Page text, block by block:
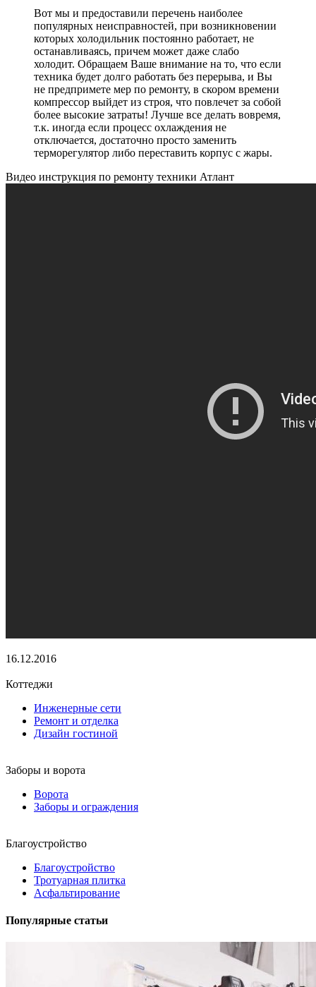
Вот мы и предоставили перечень наиболее
популярных неисправностей, при возникновении
которых холодильник постоянно работает, не
останавливаясь, причем может даже слабо
холодит. Обращаем Ваше внимание на то, что если
техника будет долго работать без перерыва, и Вы
не предпримете мер по ремонту, в скором времени
компрессор выйдет из строя, что повлечет за собой
более высокие затраты! Лучше все делать вовремя,
т.к. иногда если процесс охлаждения не
отключается, достаточно просто заменить
терморегулятор либо переставить корпус с жары.
Видео инструкция по ремонту техники Атлант
16.12.2016
Коттеджи
Инженерные сети
Ремонт и отделка
Дизайн гостиной
Заборы и ворота
Ворота
Заборы и ограждения
Благоустройство
Благоустройство
Тротуарная плитка
Асфальтирование
Популярные статьи